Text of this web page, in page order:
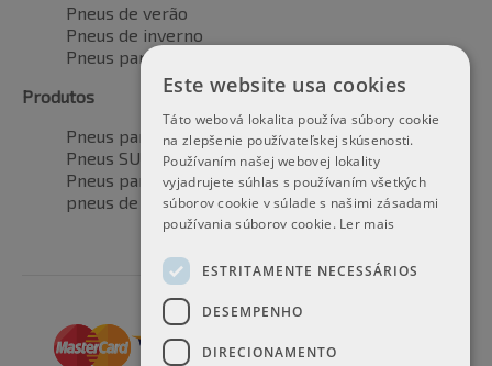
Pneus de verão
Pneus de inverno
Pneus para todas as estações
Produtos
Pneus para automóveis
Pneus SUV / 4x4
Pneus para veículos de transporte
pneus de motocicleta
Este website usa cookies
Táto webová lokalita používa súbory cookie
na zlepšenie používateľskej skúsenosti.
Používaním našej webovej lokality
vyjadrujete súhlas s používaním všetkých
súborov cookie v súlade s našimi zásadami
používania súborov cookie. Ler mais
ESTRITAMENTE NECESSÁRIOS
DESEMPENHO
DIRECIONAMENTO